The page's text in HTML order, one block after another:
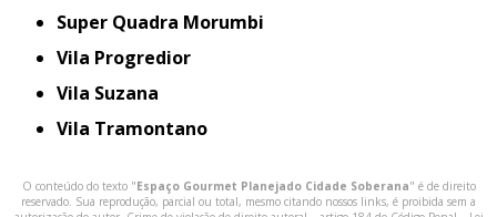
Super Quadra Morumbi
Vila Progredior
Vila Suzana
Vila Tramontano
O conteúdo do texto "Espaço Gourmet Planejado Cidade Soberana" é de direito
reservado. Sua reprodução, parcial ou total, mesmo citando nossos links, é proibida sem a